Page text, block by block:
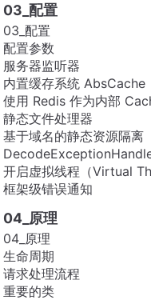
03_配置
03_配置
配置参数
服务器监听器
内置缓存系统 AbsCache
使用 Redis 作为内部
静态文件处理器
基于域名的静态资源隔离
开启虚拟线程（Virtual
框架级错误通知
04_原理
04_原理
生命周期
请求处理流程
重要的类